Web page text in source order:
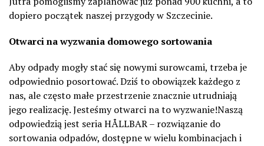
dopiero początek naszej przygody w Szczecinie.
Otwarci na wyzwania domowego sortowania
Aby odpady mogły stać się nowymi surowcami, trzeba je
odpowiednio posortować. Dziś to obowiązek każdego z
nas, ale często małe przestrzenie znacznie utrudniają
jego realizację. Jesteśmy otwarci na to wyzwanie!Naszą
odpowiedzią jest seria HÅLLBAR – rozwiązanie do
sortowania odpadów, dostępne w wielu kombinacjach i